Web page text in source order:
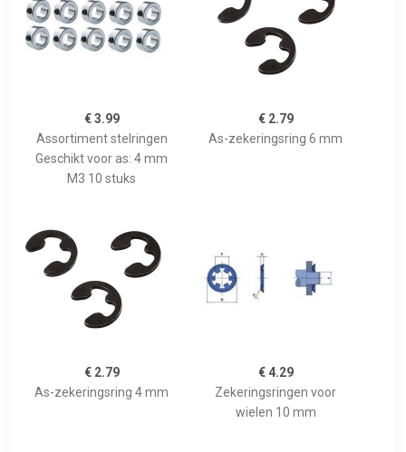
€ 3.99
Assortiment stelringen
Geschikt voor as: 4 mm
M3 10 stuks
€ 2.79
As-zekeringsring 6 mm
€ 2.79
As-zekeringsring 4 mm
€ 4.29
Zekeringsringen voor
wielen 10 mm